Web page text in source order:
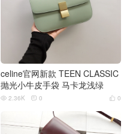
celine官网新款 TEEN CLASSIC
抛光小牛皮手袋 马卡龙浅绿
 0
 2.36K  0